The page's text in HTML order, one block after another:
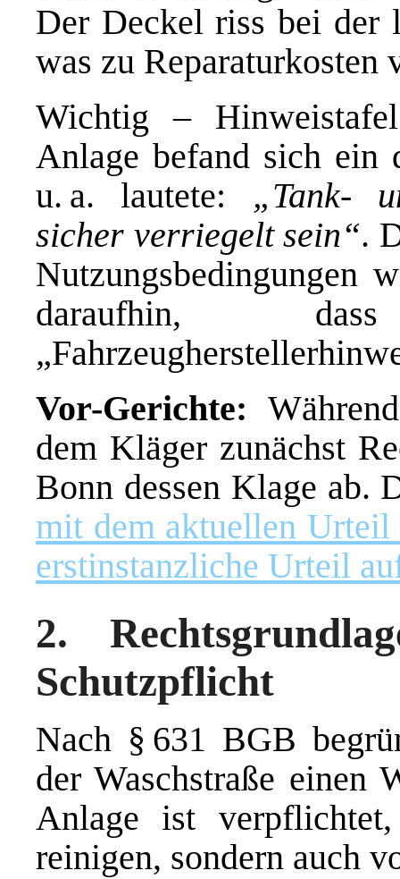
Der Deckel riss bei der
was zu Reparaturkosten
Wichtig –
Anlage befand sich ein
u. a. lautete: „Tank-
sicher verriegelt sein“.
Nutzungsbedingungen
daraufhin,
Vor-Gerichte:
dem Kläger zunächst
Bonn dessen Klage ab.
mit dem aktuellen
erstinstanzliche Urteil
2.
Schutzpflicht
Nach § 631 BGB
der Waschstraße einen
Anlage ist
reinigen, sondern auch